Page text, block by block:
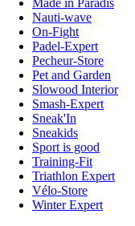
Made in Paradis
Nauti-wave
On-Fight
Padel-Expert
Pecheur-Store
Pet and Garden
Slowood Interior
Smash-Expert
Sneak'In
Sneakids
Sport is good
Training-Fit
Triathlon Expert
Vélo-Store
Winter Expert